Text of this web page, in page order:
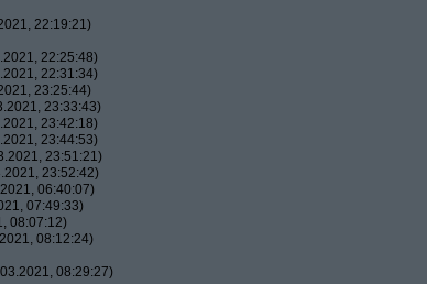
22:19:21)
22:25:48)
22:31:34)
23:25:44)
23:33:43)
23:42:18)
23:44:53)
23:51:21)
23:52:42)
06:40:07)
07:49:33)
08:07:12)
08:12:24)
08:29:27)